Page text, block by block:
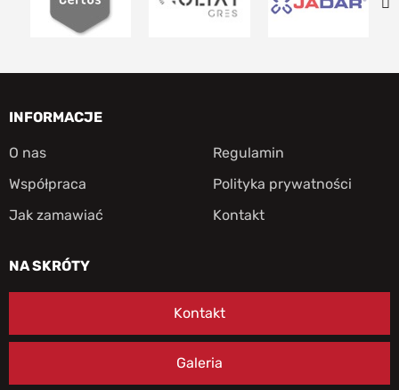
INFORMACJE
O nas
Współpraca
Jak zamawiać
Regulamin
Polityka prywatności
Kontakt
NA SKRÓTY
Kontakt
Galeria